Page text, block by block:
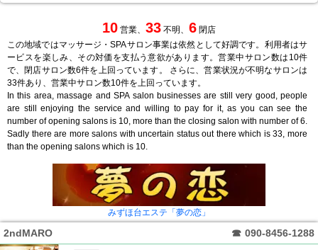
10 営業、 33 不明、 6 閉店
この地域ではマッサージ・SPAサロン事業は依然として好調です。利用者はサ
ービスを楽しみ、その対価を支払う意欲があります。営業中サロン数は10件
で、閉店サロン数6件を上回っています。 さらに、営業状況が不明なサロンは
33件あり、営業中サロン数10件を上回っています。
In this area, massage and SPA salon businesses are still very good, people
are still enjoying the service and willing to pay for it, as you can see the
number of opening salons is 10, more than the closing salon with number of 6.
Sadly there are more salons with uncertain status out there which is 33, more
than the opening salons which is 10.
みずほ台エステ「夢の恋」
2ndMARO ☎ 090-8456-1288